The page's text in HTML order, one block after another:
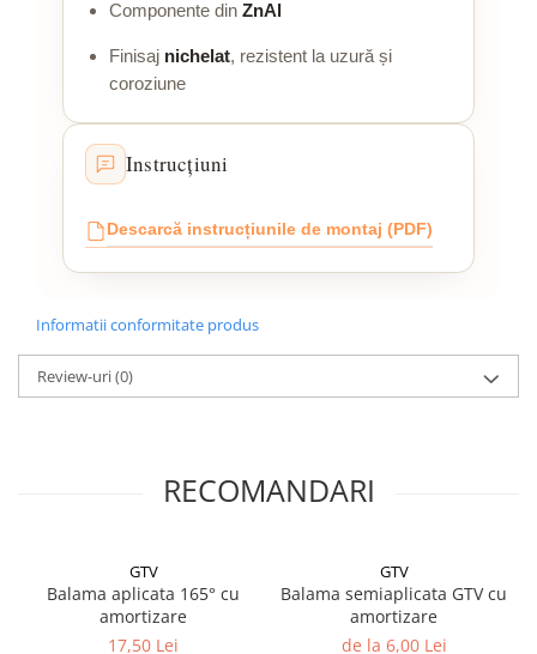
Componente din ZnAl
Finisaj nichelat, rezistent la uzură și
coroziune
Instrucțiuni
Descarcă instrucțiunile de montaj (PDF)
Informatii conformitate produs
Review-uri(0)
RECOMANDARI
GTV
Balama aplicata 165° cu
amortizare
17,50 Lei
GTV
Balama semiaplicata GTV cu
amortizare
de la 6,00 Lei